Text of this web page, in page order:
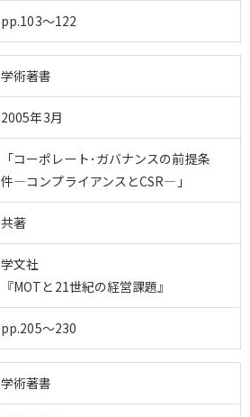
pp.103～122
学術著書
2005年3月
「コーポレート･ガバナンスの前提条
件―コンプライアンスとCSR―」
共著
学文社
『MOTと21世紀の経営課題』
pp.205～230
学術著書